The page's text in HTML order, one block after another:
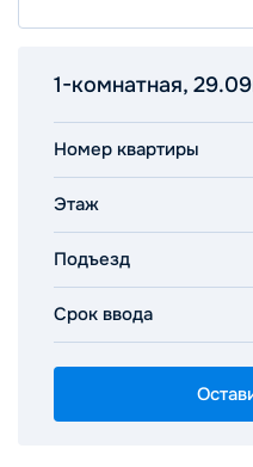
1-комнатная,
Номер квартиры
Этаж
Подъезд
Срок ввода